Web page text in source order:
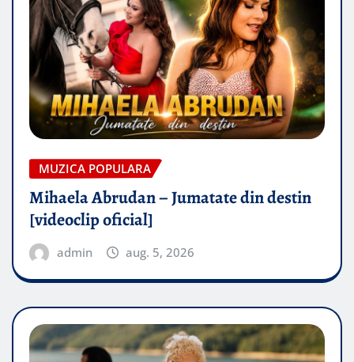
MUZICA POPULARA
Mihaela Abrudan – Jumatate din destin
[videoclip oficial]
admin aug. 5, 2026